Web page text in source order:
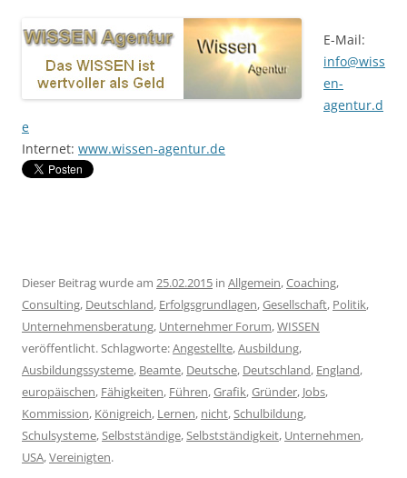
E-Mail:
info@wiss
en-
agentur.d
e
Internet: www.wissen-agentur.de
Dieser Beitrag wurde am 25.02.2015 in Allgemein,Coaching,
Consulting, Deutschland, Erfolgsgrundlagen,Gesellschaft, Politik,
Unternehmensberatung, Unternehmer Forum,WISSEN
veröffentlicht. Schlagworte:Angestellte,Ausbildung,
Ausbildungssysteme, Beamte, Deutsche, Deutschland, England,
europäischen, Fähigkeiten, Führen,Grafik,Gründer, Jobs,
Kommission, Königreich, Lernen, nicht, Schulbildung,
Schulsysteme, Selbstständige, Selbstständigkeit, Unternehmen,
USA,Vereinigten.